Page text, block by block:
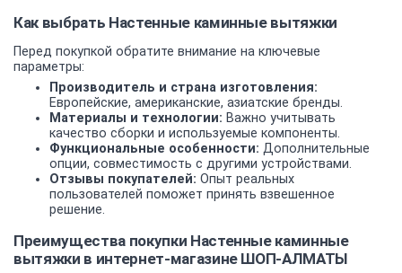
Как выбрать Настенные каминные вытяжки
Перед покупкой обратите внимание на ключевые
параметры:
Производитель и страна изготовления:
Европейские, американские, азиатские бренды.
Материалы и технологии: Важно учитывать
качество сборки и используемые компоненты.
Функциональные особенности: Дополнительные
опции, совместимость с другими устройствами.
Отзывы покупателей: Опыт реальных
пользователей поможет принять взвешенное
решение.
Преимущества покупки Настенные каминные
вытяжки в интернет-магазине ШОП-АЛМАТЫ